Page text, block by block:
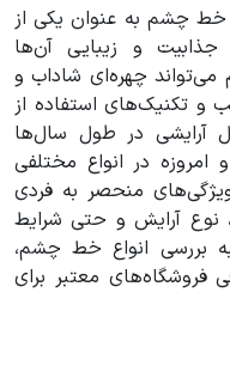
چشم به عنوان یکی از
جذابیت و زیبایی آن‌ها
چهره‌ای شاداب و
و تکنیک‌های استفاده از
آرایشی در طول سال‌ها
در انواع مختلفی
منحصر به فردی
نوع آرایش و حتی شرایط
بررسی انواع خط چشم،
معتبر برای